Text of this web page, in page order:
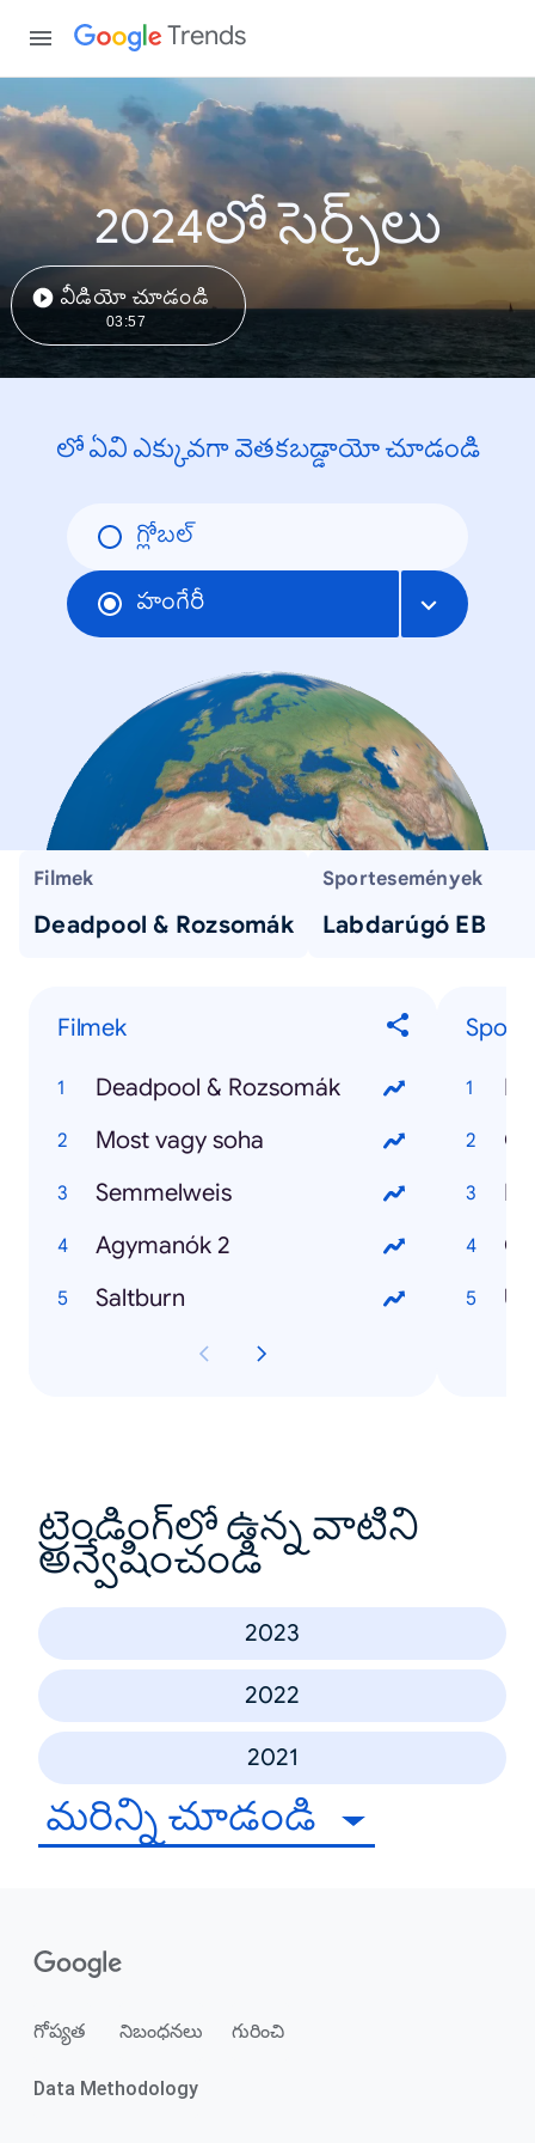
Trends
2024లో సెర్చ్‌లు
వీడియో చూడండి
03:57
లో ఏవి ఎక్కువగా వెతకబడ్డాయో చూడండి
గ్లోబల్
హంగేరీ
Filmek
Deadpool & Rozsomák
Sportesemények
Labdarúgó EB
Filmek
Deadpool & Rozsomák
Most vagy soha
Semmelweis
Agymanók 2
Saltburn
ట్రెండింగ్‌లో ఉన్న వాటిని
అన్వేషించండి
2023
2022
2021
మరిన్ని చూడండి
గోప్యత నిబంధనలు గురించి
Data Methodology